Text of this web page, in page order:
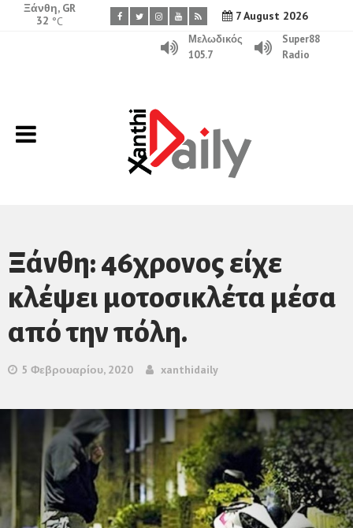
7 August 2026
Ξάνθη, GR
32 °C
Μελωδικός
105.7
Super88
Radio
Ξάνθη: 46χρονος είχε
κλέψει μοτοσικλέτα μέσα
από την πόλη.
5 Φεβρουαρίου, 2020 xanthidaily